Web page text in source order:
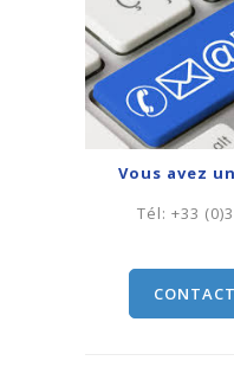
Vous avez
Tél:+33